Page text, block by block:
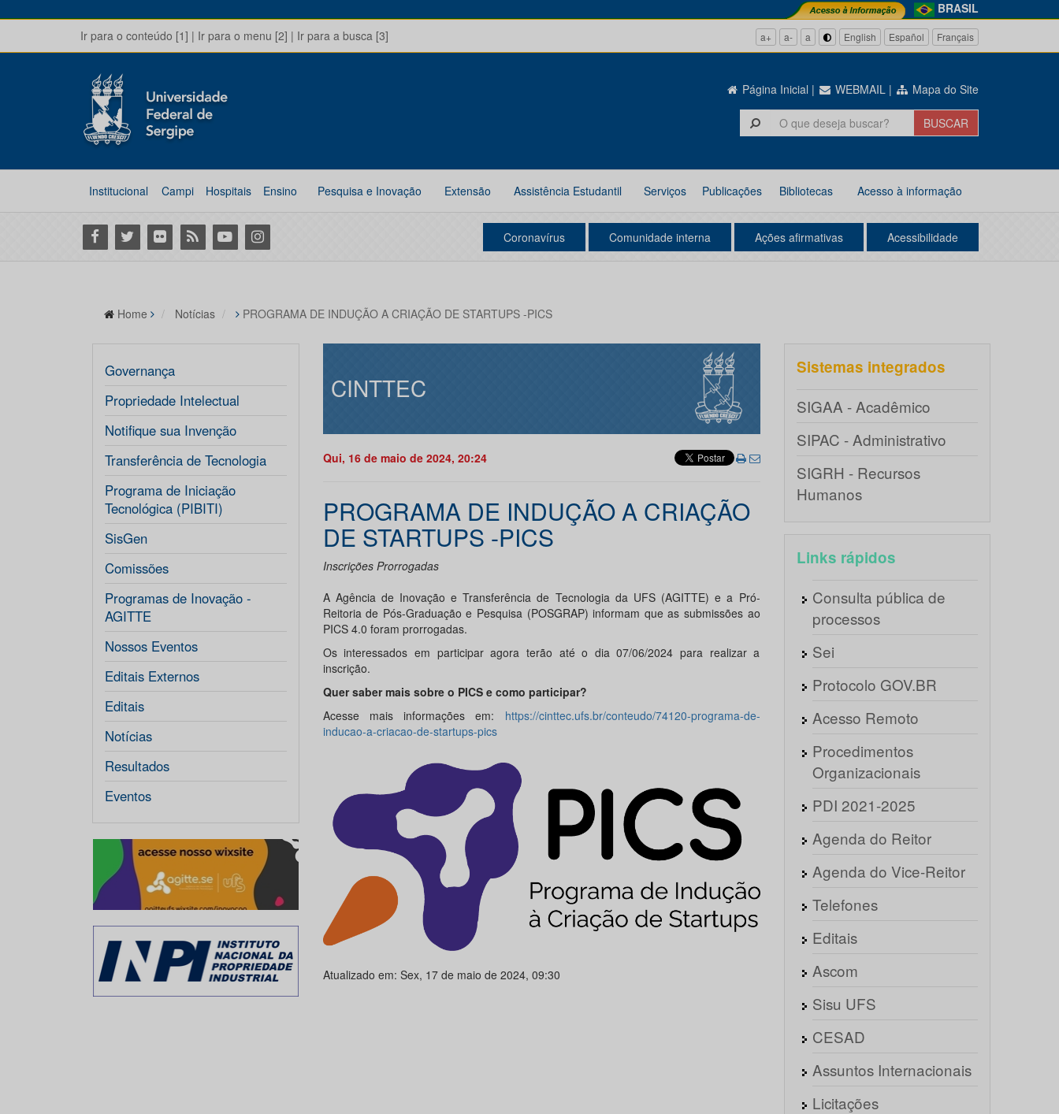
BRASIL
Ir para o conteúdo [1] | Ir para o menu [2] | Ir para a busca [3] a+ a- a English Español Français
Página Inicial | WEBMAIL | Mapa do Site
Institucional Campi Hospitais Ensino Pesquisa e Inovação Extensão Assistência Estudantil Serviços Publicações Bibliotecas Acesso à informação
Facebook
Twitter Flickr RSS YoutubeInstagram Coronavírus Comunidade interna Ações afirmativas Acessibilidade
Home Notícias PROGRAMA DE INDUÇÃO A CRIAÇÃO DE STARTUPS -PICS
Governança
Propriedade Intelectual
Notifique sua Invenção
Transferência de Tecnologia
Programa de Iniciação
Tecnológica (PIBITI)
SisGen
Comissões
Programas de Inovação -
AGITTE
Nossos Eventos
Editais Externos
Editais
Notícias
Resultados
Eventos
CINTTEC
Qui, 16 de maio de 2024, 20:24
PROGRAMA DE INDUÇÃO A CRIAÇÃO
DE STARTUPS -PICS
Inscrições Prorrogadas
A Agência de Inovação e Transferência de Tecnologia da UFS (AGITTE) e a Pró-
Reitoria de Pós-Graduação e Pesquisa (POSGRAP) informam que as submissões ao
PICS 4.0 foram prorrogadas.
Os interessados em participar agora terão até o dia 07/06/2024 para realizar a
inscrição.
Quer saber mais sobre o PICS e como participar?
Acesse mais informações em: https://cinttec.ufs.br/conteudo/74120-programa-de-
inducao-a-criacao-de-startups-pics
Atualizado em: Sex, 17 de maio de 2024, 09:30
Sistemas integrados
SIGAA - Acadêmico
SIPAC - Administrativo
SIGRH - Recursos
Humanos
Links rápidos
Consulta pública de
processos
Sei
Protocolo GOV.BR
Acesso Remoto
Procedimentos
Organizacionais
PDI 2021-2025
Agenda do Reitor
Agenda do Vice-Reitor
Telefones
Editais
Ascom
Sisu UFS
CESAD
Assuntos Internacionais
Licitações